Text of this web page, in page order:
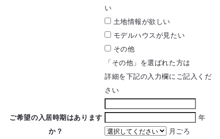
い
土地情報が欲しい
モデルハウスが見たい
その他
「その他」を選ばれた方は
詳細を下記の入力欄にご記入くだ
さい
ご希望の入居時期はあります
か？
年
月ごろ